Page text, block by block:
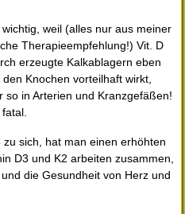
weil (alles nur aus meiner
Therapieempfehlung!) Vit. D
erzeugte Kalkablagern eben
Knochen vorteilhaft wirkt,
so in Arterien und Kranzgefäßen!
sich, hat man einen erhöhten
D3 und K2 arbeiten zusammen,
die Gesundheit von Herz und